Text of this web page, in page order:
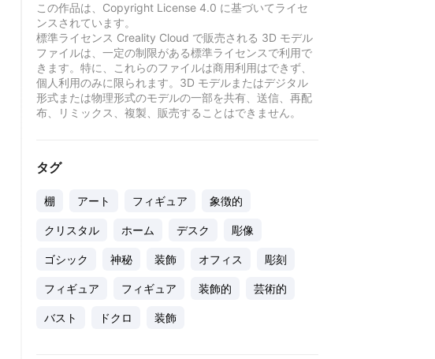
この作品は、Copyright License 4.0 に基づいてライセ
ンスされています。
標準ライセンス Creality Cloud で販売される 3D モデル
ファイルは、一定の制限がある標準ライセンスで利用で
きます。特に、これらのファイルは商用利用はできず、
個人利用のみに限られます。3D モデルまたはデジタル
形式または物理形式のモデルの一部を共有、送信、再配
布、リミックス、複製、販売することはできません。
タグ
棚 アート フィギュア 象徴的
クリスタル ホーム デスク 彫像
ゴシック 神秘 装飾 オフィス 彫刻
フィギュア フィギュア 装飾的 芸術的
バスト ドクロ 装飾